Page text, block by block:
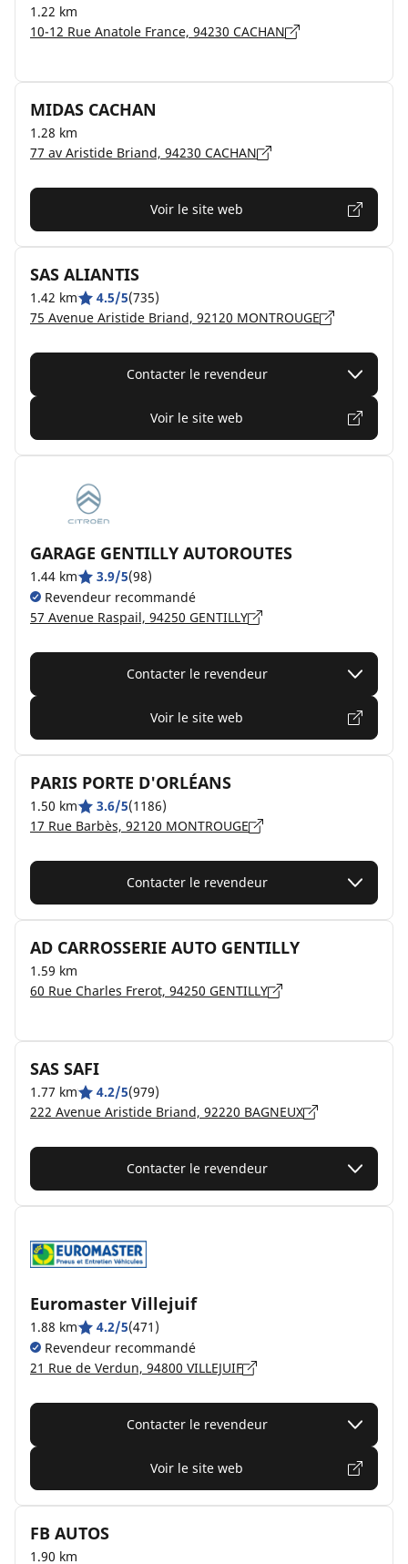
1.22 km
10-12 Rue Anatole France, 94230 CACHAN
MIDAS CACHAN
1.28 km
77 av Aristide Briand, 94230 CACHAN
Voir le site web
SAS ALIANTIS
1.42 km 4.5/5(735)
75 Avenue Aristide Briand, 92120 MONTROUGE
Contacter le revendeur
Voir le site web
GARAGE GENTILLY AUTOROUTES
1.44 km 3.9/5(98)
Revendeur recommandé
57 Avenue Raspail, 94250 GENTILLY
Contacter le revendeur
Voir le site web
PARIS PORTE D'ORLÉANS
1.50 km 3.6/5(1186)
17 Rue Barbès, 92120 MONTROUGE
Contacter le revendeur
AD CARROSSERIE AUTO GENTILLY
1.59 km
60 Rue Charles Frerot, 94250 GENTILLY
SAS SAFI
1.77 km 4.2/5(979)
222 Avenue Aristide Briand, 92220 BAGNEUX
Contacter le revendeur
Euromaster Villejuif
1.88 km 4.2/5(471)
Revendeur recommandé
21 Rue de Verdun, 94800 VILLEJUIF
Contacter le revendeur
Voir le site web
FB AUTOS
1.90 km